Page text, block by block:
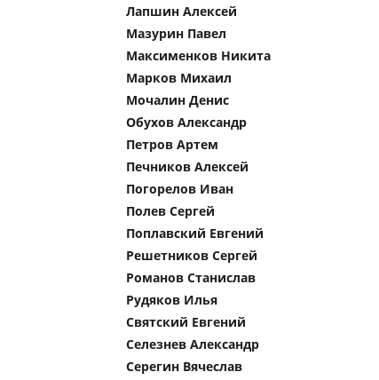
Лапшин Алексей
Мазурин Павел
Максименков Никита
Марков Михаил
Мочалин Денис
Обухов Александр
Петров Артем
Печников Алексей
Погорелов Иван
Полев Сергей
Поплавский Евгений
Решетников Сергей
Романов Станислав
Рудяков Илья
Святский Евгений
Селезнев Александр
Серегин Вячеслав